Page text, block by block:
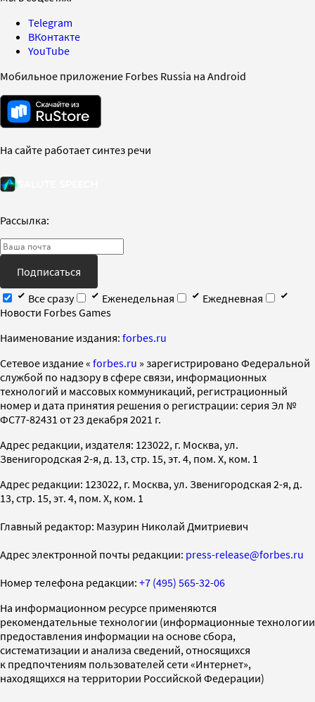
Telegram
ВКонтакте
YouTube
Мобильное приложение Forbes Russia на Android
На сайте работает синтез речи
Рассылка:
Подписаться
Все сразу
Еженедельная
Ежедневная
Новости Forbes Games
Наименование издания: forbes.ru
Cетевое издание « forbes.ru » зарегистрировано Федеральной
службой по надзору в сфере связи, информационных
технологий и массовых коммуникаций, регистрационный
номер и дата принятия решения о регистрации: серия Эл №
ФС77-82431 от 23 декабря 2021 г.
Адрес редакции, издателя: 123022, г. Москва, ул.
Звенигородская 2-я, д. 13, стр. 15, эт. 4, пом. X, ком. 1
Адрес редакции: 123022, г. Москва, ул. Звенигородская 2-я, д.
13, стр. 15, эт. 4, пом. X, ком. 1
Главный редактор: Мазурин Николай Дмитриевич
Адрес электронной почты редакции: press-release@forbes.ru
Номер телефона редакции: +7 (495) 565-32-06
На информационном ресурсе применяются
рекомендательные технологии (информационные технологии
предоставления информации на основе сбора,
систематизации и анализа сведений, относящихся
к предпочтениям пользователей сети «Интернет»,
находящихся на территории Российской Федерации)